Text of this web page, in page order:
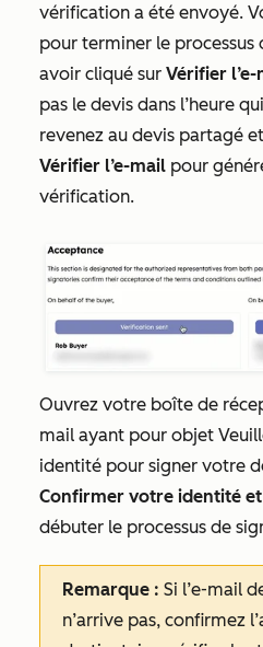
vérification a été envoyé.
pour terminer le processus
avoir cliqué sur Vérifier l’e-
pas le devis dans l’heure
revenez au devis partagé
Vérifier l’e-mail pour
vérification.
Ouvrez votre boîte de
mail ayant pour objet
identité pour signer votre
Confirmer votre identité
débuter le processus de
Remarque : Si l’e-mail
n’arrive pas, confirmez